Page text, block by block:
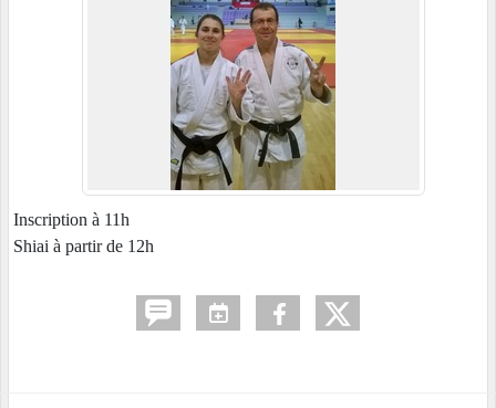
Inscription à 11h
Shiai à partir de 12h